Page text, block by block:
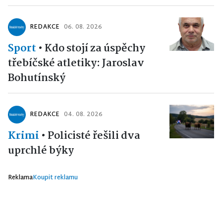
REDAKCE 06. 08. 2026
Sport • Kdo stojí za úspěchy
třebíčské atletiky: Jaroslav
Bohutínský
REDAKCE 04. 08. 2026
Krimi • Policisté řešili dva
uprchlé býky
ReklamaKoupit reklamu